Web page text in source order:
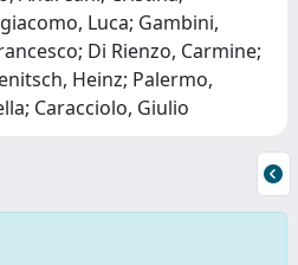
Luca; Gambini,
Di Rienzo, Carmine;
Heinz; Palermo,
Caracciolo, Giulio